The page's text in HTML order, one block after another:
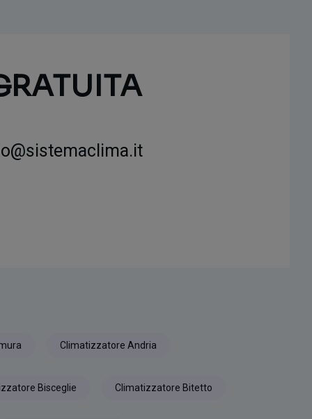
Climatizzatore Andria
Bisceglie Climatizzatore Bitetto